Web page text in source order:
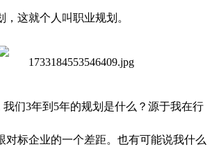
，这就个人叫职业规划。
们3年到5年的规划是什么？源于我在行
对标企业的一个差距。也有可能说我什么